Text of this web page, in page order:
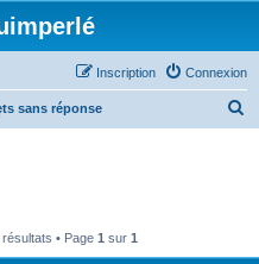
Connexion
Inscription
sans réponse
• Page 1 sur 1